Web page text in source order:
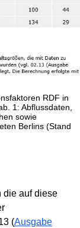
RDF in
1: Abflussdaten,
sowie
Berlins (Stand
die auf diese
(Ausgabe